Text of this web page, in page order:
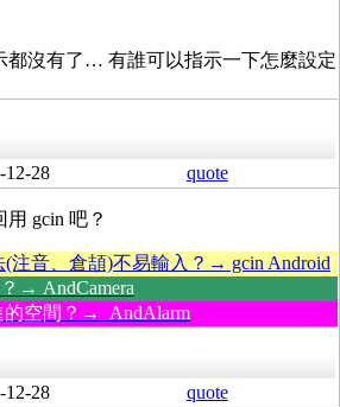
都沒有了… 有誰可以指示一下怎麼設定
12-28 quote
gcin 吧？
注音、倉頡)不易輸入？→ gcin Android
→ AndCamera
的空間？→ AndAlarm
12-28 quote